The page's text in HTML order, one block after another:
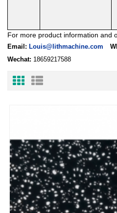
For more product information and
Email: Louis@lithmachine.com
Wechat: 18659217588